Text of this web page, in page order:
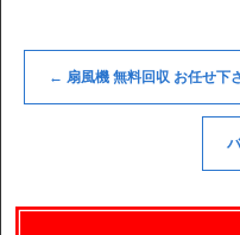
← 扇風機 無料回収 お任せ下